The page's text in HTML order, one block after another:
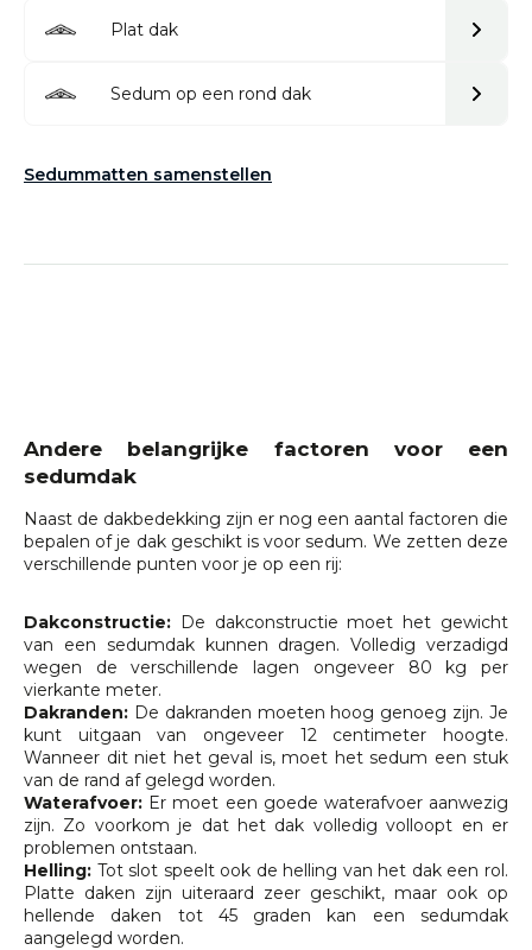
Plat dak
Sedum op een rond dak
Sedummatten samenstellen
Andere belangrijke factoren voor een
sedumdak
Naast de dakbedekking zijn er nog een aantal factoren die
bepalen of je dak geschikt is voor sedum. We zetten deze
verschillende punten voor je op een rij:
Dakconstructie: De dakconstructie moet het gewicht
van een sedumdak kunnen dragen. Volledig verzadigd
wegen de verschillende lagen ongeveer 80 kg per
vierkante meter.
Dakranden: De dakranden moeten hoog genoeg zijn. Je
kunt uitgaan van ongeveer 12 centimeter hoogte.
Wanneer dit niet het geval is, moet het sedum een stuk
van de rand af gelegd worden.
Waterafvoer: Er moet een goede waterafvoer aanwezig
zijn. Zo voorkom je dat het dak volledig volloopt en er
problemen ontstaan.
Helling: Tot slot speelt ook de helling van het dak een rol.
Platte daken zijn uiteraard zeer geschikt, maar ook op
hellende daken tot 45 graden kan een sedumdak
aangelegd worden.